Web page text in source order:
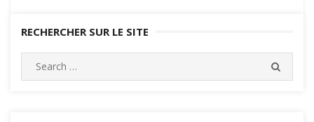
RECHERCHER SUR LE SITE
Search
for: